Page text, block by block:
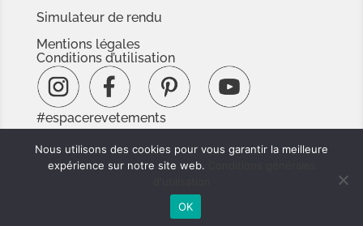
Simulateur de rendu
Mentions légales
Conditions d’utilisation
#espacerevetements
www.espacedoc.fr
www.signnaturedexception.com
Nous utilisons des cookies pour vous garantir la meilleure
expérience sur notre site web.
OK